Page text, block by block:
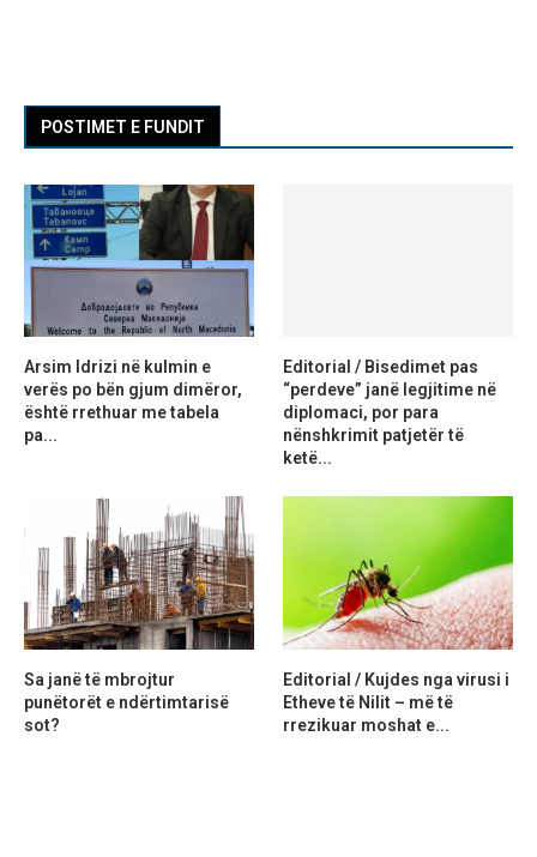
POSTIMET E FUNDIT
Arsim Idrizi në kulmin e
verës po bën gjum dimëror,
është rrethuar me tabela
pa...
Editorial / Bisedimet pas
“perdeve” janë legjitime në
diplomaci, por para
nënshkrimit patjetër të
ketë...
Sa janë të mbrojtur
punëtorët e ndërtimtarisë
sot?
Editorial / Kujdes nga virusi i
Etheve të Nilit – më të
rrezikuar moshat e...